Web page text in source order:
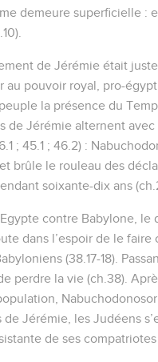
demeure superficielle :
de Jérémie était
au pouvoir royal, pro-
la présence du
de Jérémie alternent avec
; 45.1 ; 46.2) :
brûle le rouleau des
soixante-dix ans
contre Babylone, le
dans l’espoir de le faire
(38.17-18).
perdre la vie (ch.38).
Jérémie, les Judéens
de ses compatriotes